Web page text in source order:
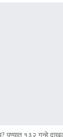
पुण्यात १३२ गुन्हे